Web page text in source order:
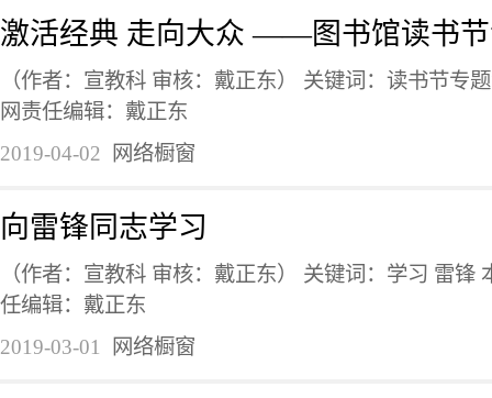
激活经典 走向大众 ——图书馆读书
（作者：宣教科 审核：戴正东） 关键词：读书节专
网责任编辑：戴正东
2019-04-02
网络橱窗
向雷锋同志学习
（作者：宣教科 审核：戴正东） 关键词：学习 雷锋
任编辑：戴正东
2019-03-01
网络橱窗